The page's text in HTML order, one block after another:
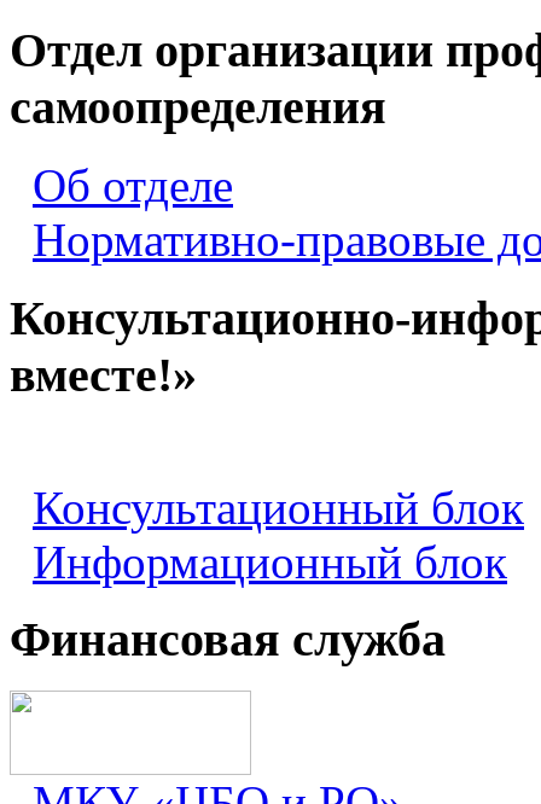
Отдел организации
самоопределения
Об отделе
Нормативно-правовые
Консультационно-
вместе!»
Консультационный блок
Информационный блок
Финансовая служба